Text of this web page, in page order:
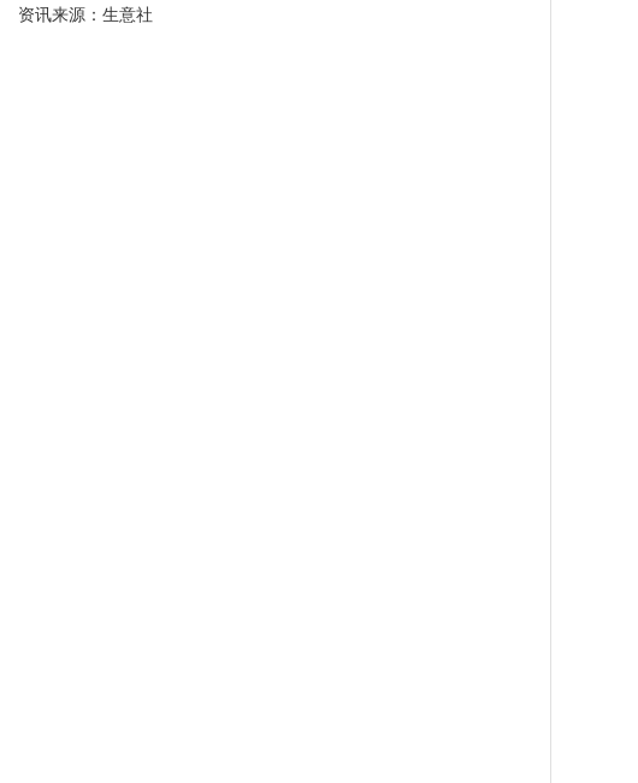
资讯来源：生意社